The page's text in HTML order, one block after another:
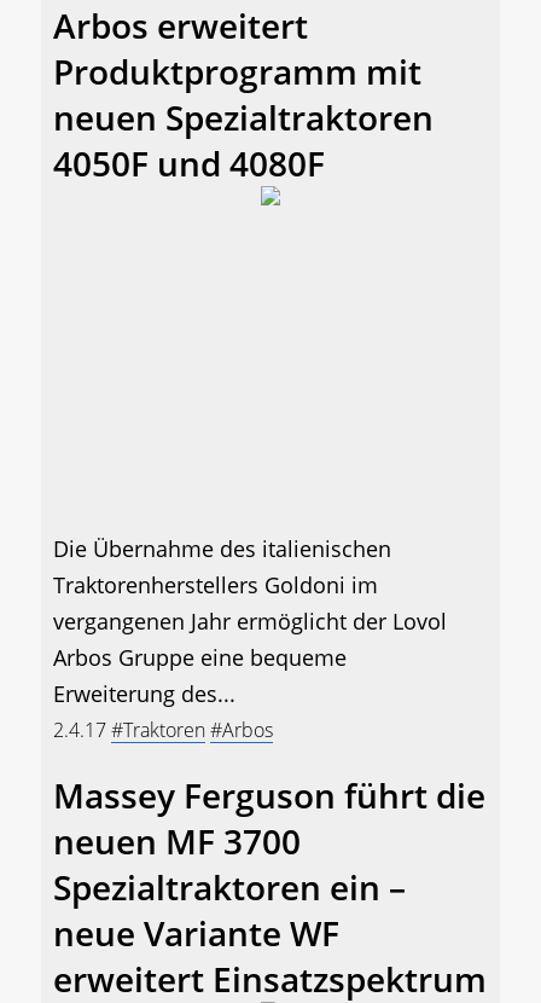
Arbos erweitert
Produktprogramm mit
neuen Spezialtraktoren
4050F und 4080F
Die Übernahme des italienischen
Traktorenherstellers Goldoni im
vergangenen Jahr ermöglicht der Lovol
Arbos Gruppe eine bequeme
Erweiterung des...
2.4.17#Traktoren#Arbos
Massey Ferguson führt die
neuen MF 3700
Spezialtraktoren ein –
neue Variante WF
erweitert Einsatzspektrum